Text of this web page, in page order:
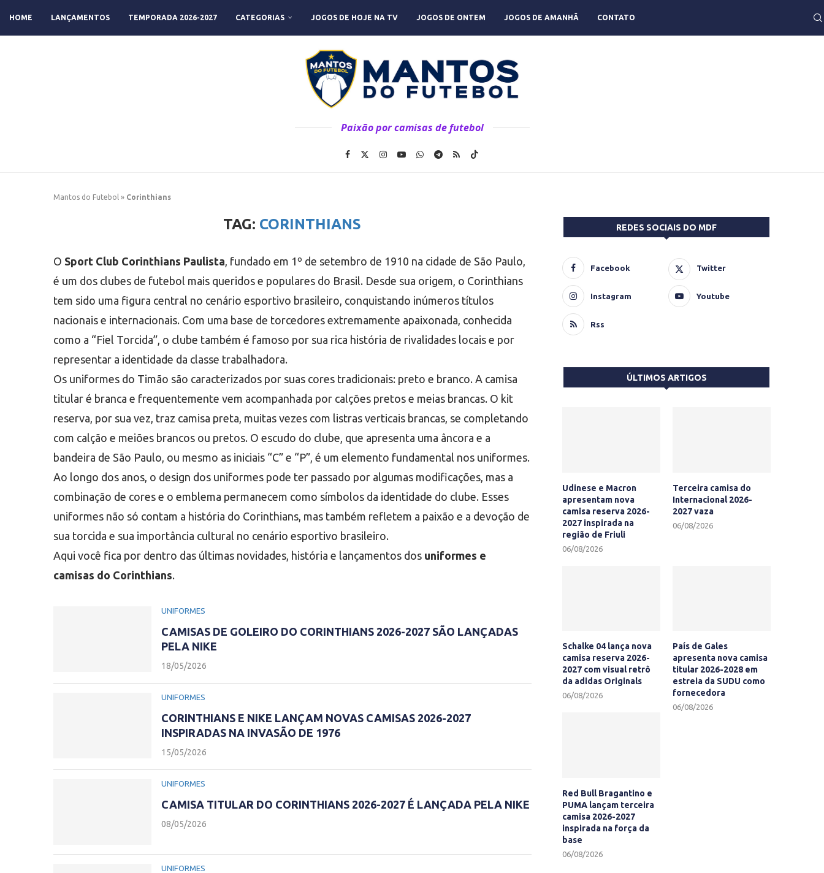
HOME LANÇAMENTOS TEMPORADA 2026-2027 CATEGORIAS JOGOS DE HOJE NA TV JOGOS DE ONTEM JOGOS DE AMANHÃ CONTATO
Paixão por camisas de futebol
Mantos do Futebol » Corinthians
TAG: CORINTHIANS
O Sport Club Corinthians Paulista, fundado em 1º de setembro de 1910 na cidade de São Paulo,
é um dos clubes de futebol mais queridos e populares do Brasil. Desde sua origem, o Corinthians
tem sido uma figura central no cenário esportivo brasileiro, conquistando inúmeros títulos
nacionais e internacionais. Com uma base de torcedores extremamente apaixonada, conhecida
como a “Fiel Torcida”, o clube também é famoso por sua rica história de rivalidades locais e por
representar a identidade da classe trabalhadora.
Os uniformes do Timão são caracterizados por suas cores tradicionais: preto e branco. A camisa
titular é branca e frequentemente vem acompanhada por calções pretos e meias brancas. O kit
reserva, por sua vez, traz camisa preta, muitas vezes com listras verticais brancas, se completando
com calção e meiões brancos ou pretos. O escudo do clube, que apresenta uma âncora e a
bandeira de São Paulo, ou mesmo as iniciais “C” e “P”, é um elemento fundamental nos uniformes.
Ao longo dos anos, o design dos uniformes pode ter passado por algumas modificações, mas a
combinação de cores e o emblema permanecem como símbolos da identidade do clube. Esses
uniformes não só contam a história do Corinthians, mas também refletem a paixão e a devoção de
sua torcida e sua importância cultural no cenário esportivo brasileiro.
Aqui você fica por dentro das últimas novidades, história e lançamentos dos uniformes e
camisas do Corinthians.
UNIFORMES
CAMISAS DE GOLEIRO DO CORINTHIANS 2026-2027 SÃO LANÇADAS
PELA NIKE
18/05/2026
UNIFORMES
CORINTHIANS E NIKE LANÇAM NOVAS CAMISAS 2026-2027
INSPIRADAS NA INVASÃO DE 1976
15/05/2026
UNIFORMES
CAMISA TITULAR DO CORINTHIANS 2026-2027 É LANÇADA PELA NIKE
08/05/2026
UNIFORMES
REDES SOCIAIS DO MDF
Facebook Twitter
Instagram Youtube
Rss
ÚLTIMOS ARTIGOS
Udinese e Macron
apresentam nova
camisa reserva 2026-
2027 inspirada na
região de Friuli
06/08/2026
Terceira camisa do
Internacional 2026-
2027 vaza
06/08/2026
Schalke 04 lança nova
camisa reserva 2026-
2027 com visual retrô
da adidas Originals
06/08/2026
País de Gales
apresenta nova camisa
titular 2026-2028 em
estreia da SUDU como
fornecedora
06/08/2026
Red Bull Bragantino e
PUMA lançam terceira
camisa 2026-2027
inspirada na força da
base
06/08/2026